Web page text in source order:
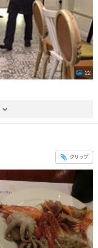
22
クリップ